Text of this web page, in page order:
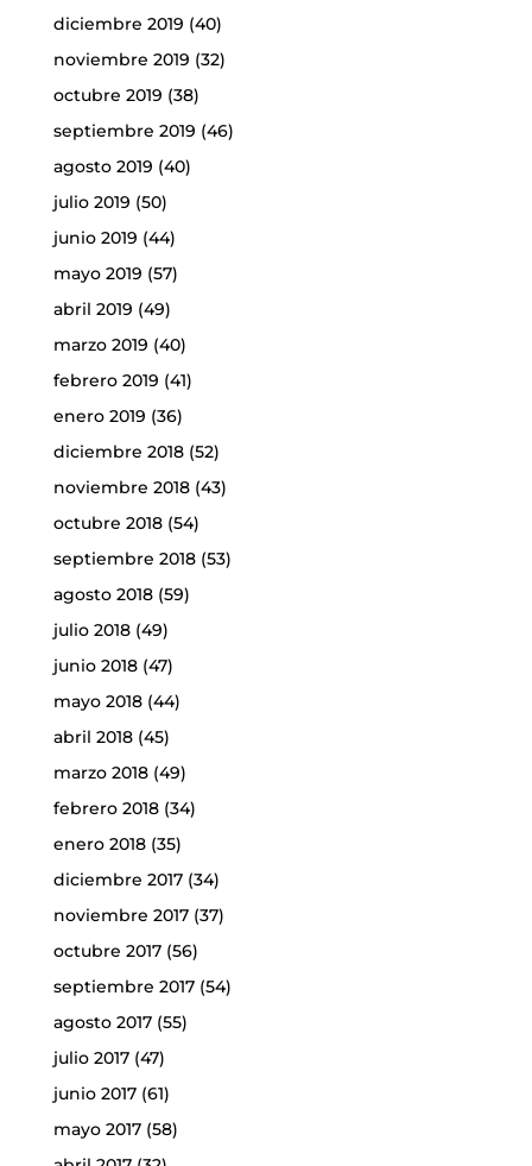
diciembre 2019 (40)
noviembre 2019 (32)
octubre 2019 (38)
septiembre 2019 (46)
agosto 2019 (40)
julio 2019 (50)
junio 2019 (44)
mayo 2019 (57)
abril 2019 (49)
marzo 2019 (40)
febrero 2019 (41)
enero 2019 (36)
diciembre 2018(52)
noviembre 2018(43)
octubre 2018(54)
septiembre 2018(53)
agosto 2018(59)
julio 2018(49)
junio 2018(47)
mayo 2018(44)
abril 2018(45)
marzo 2018(49)
febrero 2018(34)
enero 2018(35)
diciembre 2017(34)
noviembre 2017(37)
octubre 2017(56)
septiembre 2017(54)
agosto 2017(55)
julio 2017(47)
junio 2017(61)
mayo 2017(58)